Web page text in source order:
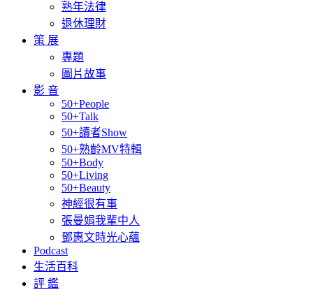
熟年法律
退休理財
策 展
專題
圖片故事
影 音
50+People
50+Talk
50+讀者Show
50+熟齡MV特輯
50+Body
50+Living
50+Beauty
神經很有事
張曼娟我輩中人
鄧惠文時光心蘊
Podcast
生活百科
評 鑑